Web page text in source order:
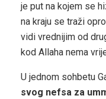
je put na kojem se
na kraju se traži
vidi vrednijim od
kod Allaha nema
U jednom sohbetu
svog nefsa za